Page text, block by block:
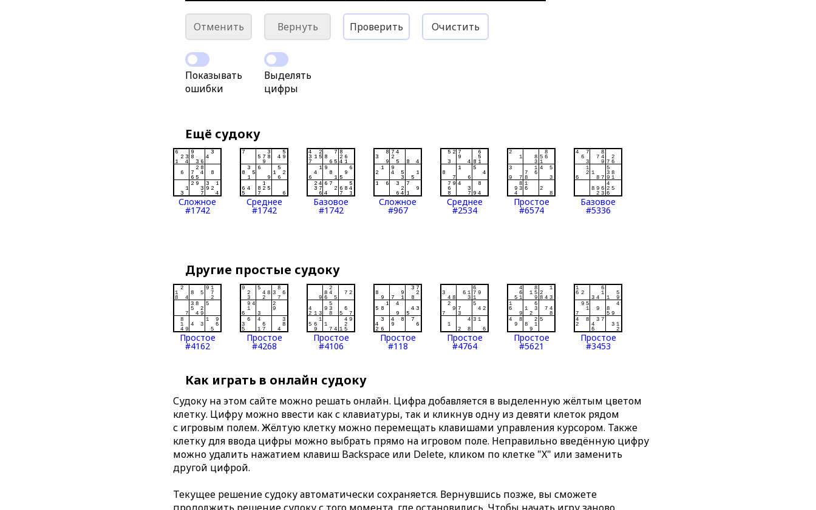
Отменить Вернуть Проверить Очистить
Показывать
ошибки
Выделять
цифры
Ещё судоку
Сложное
#1742
Среднее
#1742
Базовое
#1742
Сложное
#967
Среднее
#2534
Простое
#6574
Базовое
#5336
Другие простые судоку
Простое
#4162
Простое
#4268
Простое
#4106
Простое
#118
Простое
#4764
Простое
#5621
Простое
#3453
Как играть в онлайн судоку
Судоку на этом сайте можно решать онлайн. Цифра добавляется в выделенную жёлтым цветом
клетку. Цифру можно ввести как с клавиатуры, так и кликнув одну из девяти клеток рядом
с игровым полем. Жёлтую клетку можно перемещать клавишами управления курсором. Также
клетку для ввода цифры можно выбрать прямо на игровом поле. Неправильно введённую цифру
можно удалить нажатием клавиш Backspace или Delete, кликом по клетке "X" или заменить
другой цифрой.
Текущее решение судоку автоматически сохраняется. Вернувшись позже, вы сможете